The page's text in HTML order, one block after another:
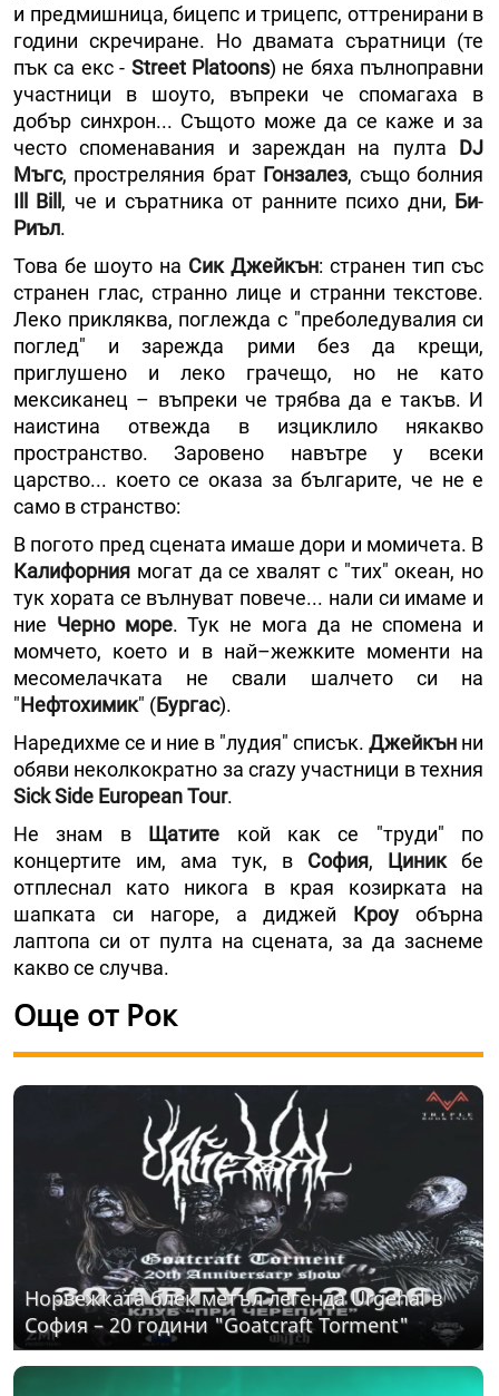
и предмишница, бицепс и трицепс, оттренирани в
години скречиране. Но двамата съратници (те
пък са екс - Street Platoons) не бяха пълноправни
участници в шоуто, въпреки че спомагаха в
добър синхрон... Същото може да се каже и за
често споменавания и зареждан на пулта DJ
Мъгс, простреляния брат Гонзалез, също болния
Ill Bill , че и съратника от ранните психо дни, Би-
Риъл.
Това бе шоуто на Сик Джейкън: странен тип със
странен глас, странно лице и странни текстове.
Леко прикляква, поглежда с "преболедувалия си
поглед" и зарежда рими без да крещи,
приглушено и леко грачещо, но не като
мексиканец – въпреки че трябва да е такъв. И
наистина отвежда в изциклило някакво
пространство. Заровено навътре у всеки
царство... което се оказа за българите, че не е
само в странство:
В погото пред сцената имаше дори и момичета. В
Калифорния могат да се хвалят с "тих" океан, но
тук хората се вълнуват повече... нали си имаме и
ние Черно море. Тук не мога да не спомена и
момчето, което и в най–жежките моменти на
месомелачката не свали шалчето си на
"Нефтохимик" (Бургас).
Наредихме се и ние в "лудия" списък.Джейкън ни
обяви неколкократно за crazy участници в техния
Sick Side European Tour.
Не знам в Щатите кой как се "труди" по
концертите им, ама тук, в София, Циник бе
отплеснал като никога в края козирката на
шапката си нагоре, а диджей Кроу обърна
лаптопа си от пулта на сцената, за да заснеме
какво се случва.
Още от Рок
Норвежката блек метъл легенда Urgehal в
София – 20 години "Goatcraft Torment"